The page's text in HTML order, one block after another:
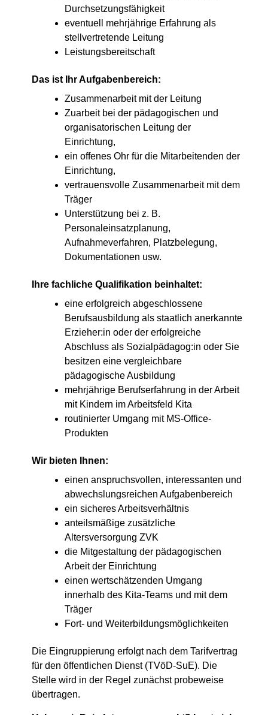
Durchsetzungsfähigkeit
eventuell mehrjährige Erfahrung als
stellvertretende Leitung
Leistungsbereitschaft
Das ist Ihr Aufgabenbereich:
Zusammenarbeit mit der Leitung
Zuarbeit bei der pädagogischen und
organisatorischen Leitung der
Einrichtung,
ein offenes Ohr für die Mitarbeitenden der
Einrichtung,
vertrauensvolle Zusammenarbeit mit dem
Träger
Unterstützung bei z. B.
Personaleinsatzplanung,
Aufnahmeverfahren, Platzbelegung,
Dokumentationen usw.
Ihre fachliche Qualifikation beinhaltet:
eine erfolgreich abgeschlossene
Berufsausbildung als staatlich anerkannte
Erzieher:in oder der erfolgreiche
Abschluss als Sozialpädagog:in oder Sie
besitzen eine vergleichbare
pädagogische Ausbildung
mehrjährige Berufserfahrung in der Arbeit
mit Kindern im Arbeitsfeld Kita
routinierter Umgang mit MS-Office-
Produkten
Wir bieten Ihnen:
einen anspruchsvollen, interessanten und
abwechslungsreichen Aufgabenbereich
ein sicheres Arbeitsverhältnis
anteilsmäßige zusätzliche
Altersversorgung ZVK
die Mitgestaltung der pädagogischen
Arbeit der Einrichtung
einen wertschätzenden Umgang
innerhalb des Kita-Teams und mit dem
Träger
Fort- und Weiterbildungsmöglichkeiten
Die Eingruppierung erfolgt nach dem Tarifvertrag
für den öffentlichen Dienst (TVöD-SuE). Die
Stelle wird in der Regel zunächst probeweise
übertragen.